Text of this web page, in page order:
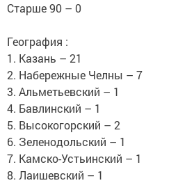
Старше 90 – 0
География :
1. Казань – 21
2. Набережные Челны – 7
3. Альметьевский – 1
4. Бавлинский – 1
5. Высокогорский – 2
6. Зеленодольский – 1
7. Камско-Устьинский – 1
8. Лаишевский – 1